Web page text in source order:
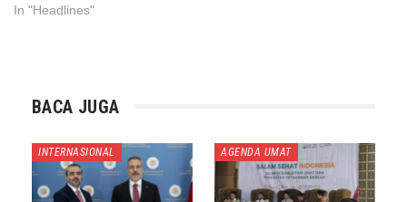
In "Headlines"
BACA JUGA
INTERNASIONAL AGENDA UMAT